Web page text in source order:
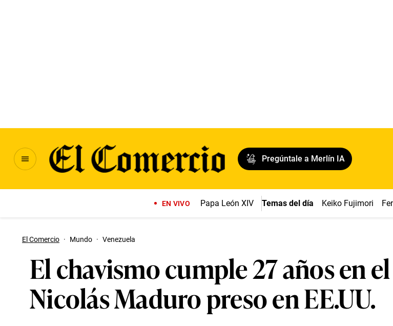
Pregúntale a Merlín IA
EN VIVO Papa León XIV Temas del día Keiko Fujimori
El Comercio · Mundo · Venezuela
El chavismo cumple 27 años en
Nicolás Maduro preso en EE.UU.